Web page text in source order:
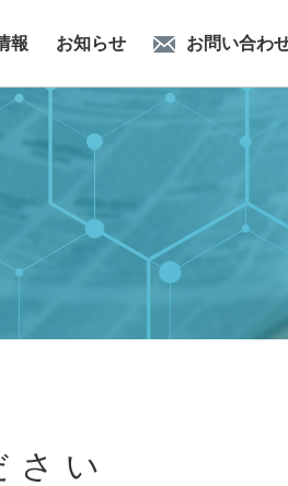
報 お知らせ お問い合わ
さい